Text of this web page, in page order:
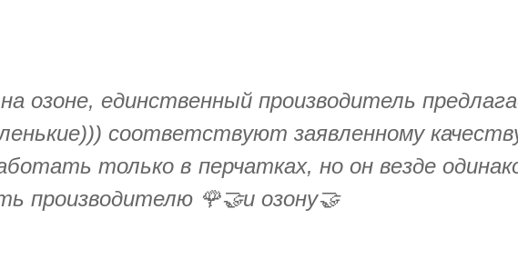
озоне, единственный производитель
соответствуют заявленному
только в перчатках, но он везде
производителю 🌹🤝и озону🤝